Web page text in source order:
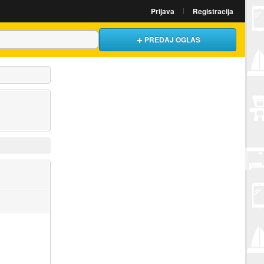
Prijava Registracija
PREDAJ OGLAS